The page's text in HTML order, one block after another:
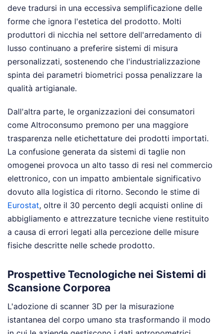
deve tradursi in una eccessiva semplificazione delle
forme che ignora l'estetica del prodotto. Molti
produttori di nicchia nel settore dell'arredamento di
lusso continuano a preferire sistemi di misura
personalizzati, sostenendo che l'industrializzazione
spinta dei parametri biometrici possa penalizzare la
qualità artigianale.
Dall'altra parte, le organizzazioni dei consumatori
come Altroconsumo premono per una maggiore
trasparenza nelle etichettature dei prodotti importati.
La confusione generata da sistemi di taglie non
omogenei provoca un alto tasso di resi nel commercio
elettronico, con un impatto ambientale significativo
dovuto alla logistica di ritorno. Secondo le stime di
Eurostat, oltre il 30 percento degli acquisti online di
abbigliamento e attrezzature tecniche viene restituito
a causa di errori legati alla percezione delle misure
fisiche descritte nelle schede prodotto.
Prospettive Tecnologiche nei Sistemi di
Scansione Corporea
L'adozione di scanner 3D per la misurazione
istantanea del corpo umano sta trasformando il modo